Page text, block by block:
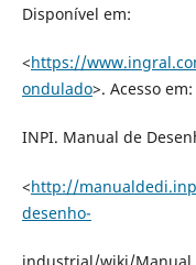
Disponível em:
<https://
ondulado>. Acesso
INPI. Manual de
<http://
desenho-
industrial/wiki/